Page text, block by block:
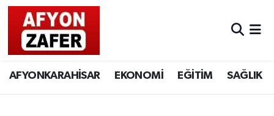
AFYONKARAHİSAR EKONOMİ EĞİTİM SAĞLIK